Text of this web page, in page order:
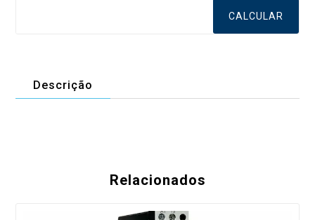
CALCULAR
Descrição
Relacionados